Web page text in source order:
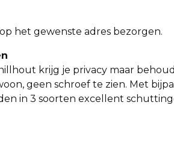
het gewenste adres bezorgen.
krijg je privacy maar
geen schroef te zien. Met
in 3 soorten excellent